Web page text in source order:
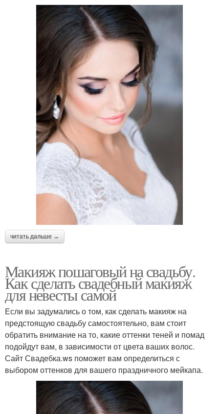
читать дальше →
Макияж пошаговый на свадьбу.
Как сделать свадебный макияж
для невесты самой
Если вы задумались о том, как сделать макияж на
предстоящую свадьбу самостоятельно, вам стоит
обратить внимание на то, какие оттенки теней и помад
подойдут вам, в зависимости от цвета ваших волос.
Сайт Свадебка.ws поможет вам определиться с
выбором оттенков для вашего праздничного мейкапа.